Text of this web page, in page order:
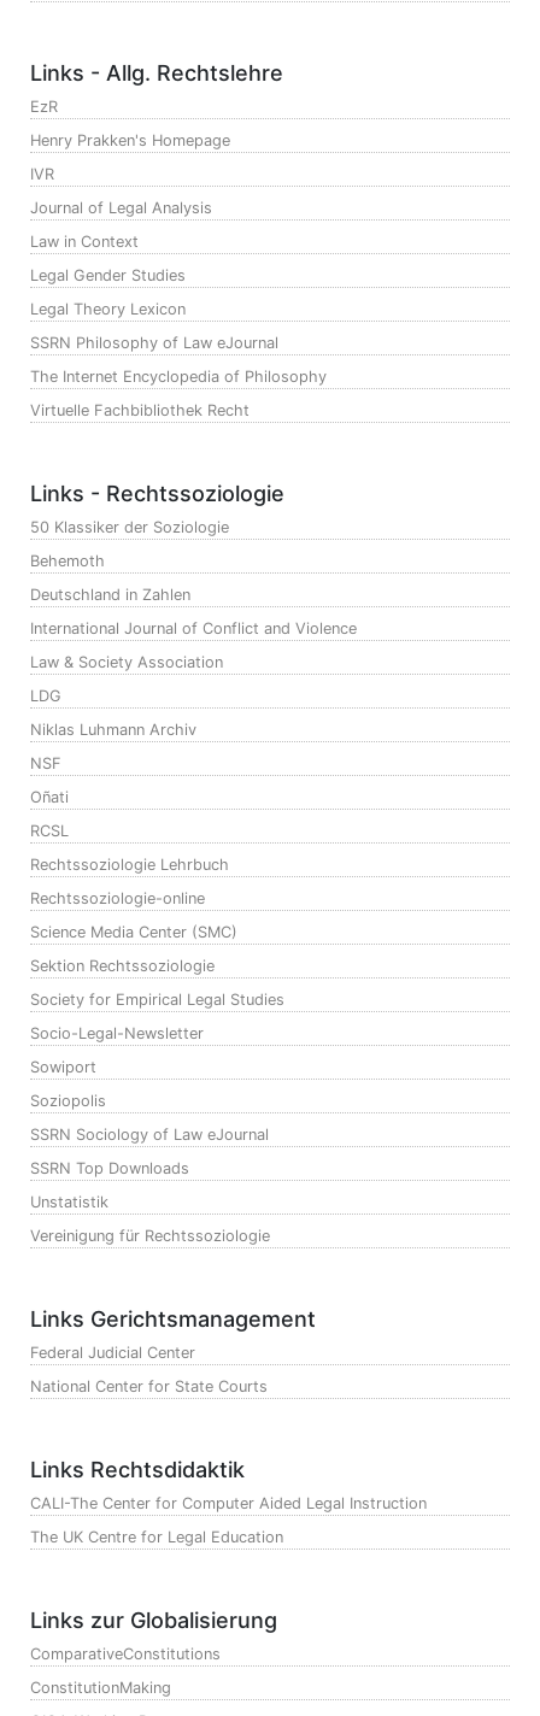
Links - Allg. Rechtslehre
EzR
Henry Prakken's Homepage
IVR
Journal of Legal Analysis
Law in Context
Legal Gender Studies
Legal Theory Lexicon
SSRN Philosophy of Law eJournal
The Internet Encyclopedia of Philosophy
Virtuelle Fachbibliothek Recht
Links - Rechtssoziologie
50 Klassiker der Soziologie
Behemoth
Deutschland in Zahlen
International Journal of Conflict and Violence
Law & Society Association
LDG
Niklas Luhmann Archiv
NSF
Oñati
RCSL
Rechtssoziologie Lehrbuch
Rechtssoziologie-online
Science Media Center (SMC)
Sektion Rechtssoziologie
Society for Empirical Legal Studies
Socio-Legal-Newsletter
Sowiport
Soziopolis
SSRN Sociology of Law eJournal
SSRN Top Downloads
Unstatistik
Vereinigung für Rechtssoziologie
Links Gerichtsmanagement
Federal Judicial Center
National Center for State Courts
Links Rechtsdidaktik
CALI-The Center for Computer Aided Legal Instruction
The UK Centre for Legal Education
Links zur Globalisierung
ComparativeConstitutions
ConstitutionMaking